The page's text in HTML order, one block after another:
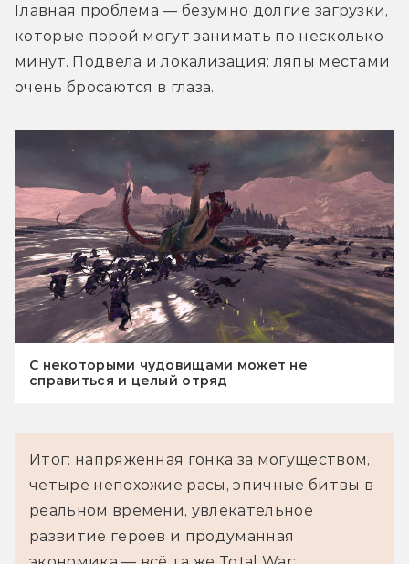
Главная проблема — безумно долгие загрузки,
которые порой могут занимать по несколько
минут. Подвела и локализация: ляпы местами
очень бросаются в глаза.
С некоторыми чудовищами может не
справиться и целый отряд
Итог: напряжённая гонка за могуществом,
четыре непохожие расы, эпичные битвы в
реальном времени, увлекательное
развитие героев и продуманная